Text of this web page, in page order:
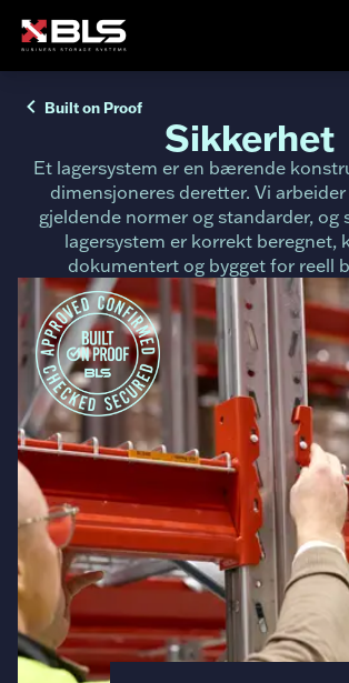
Built on Proof
Sikkerhet
Et lagersystem er en bærende
dimensjoneres deretter. Vi
gjeldende normer og standarder, og
lagersystem er korrekt beregnet,
dokumentert og bygget for reell